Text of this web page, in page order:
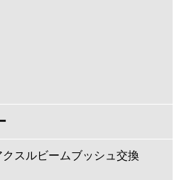
クスルビームブッシュ交換